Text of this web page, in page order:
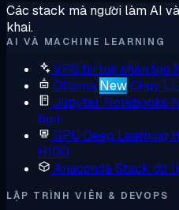
Các stack mà người làm AI
khai.
AI VÀ MACHINE LEARNING
VPS trí tuệ nhân tạo
Ollama NewChạy
Jupyter Notebooks
bạn
GPU Deep Learning
H100
AnacondaStack dữ
LẬP TRÌNH VIÊN & DEVOPS